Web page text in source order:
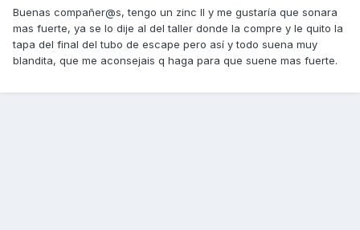
Buenas compañer@s, tengo un zinc II y me gustaría que sonara
mas fuerte, ya se lo dije al del taller donde la compre y le quito la
tapa del final del tubo de escape pero así y todo suena muy
blandita, que me aconsejais q haga para que suene mas fuerte.